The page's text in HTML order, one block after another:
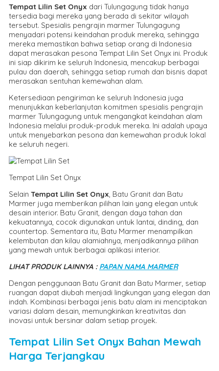
Tempat Lilin Set Onyx dari Tulungagung tidak hanya
tersedia bagi mereka yang berada di sekitar wilayah
tersebut. Spesialis pengrajin marmer Tulungagung
menyadari potensi keindahan produk mereka, sehingga
mereka memastikan bahwa setiap orang di Indonesia
dapat merasakan pesona Tempat Lilin Set Onyx ini. Produk
ini siap dikirim ke seluruh Indonesia, mencakup berbagai
pulau dan daerah, sehingga setiap rumah dan bisnis dapat
merasakan sentuhan kemewahan alam.
Ketersediaan pengiriman ke seluruh Indonesia juga
menunjukkan keberlanjutan komitmen spesialis pengrajin
marmer Tulungagung untuk mengangkat keindahan alam
Indonesia melalui produk-produk mereka. Ini adalah upaya
untuk menyebarkan pesona dan kemewahan produk lokal
ke seluruh negeri.
Tempat Lilin Set Onyx
Selain Tempat Lilin Set Onyx, Batu Granit dan Batu
Marmer juga memberikan pilihan lain yang elegan untuk
desain interior. Batu Granit, dengan daya tahan dan
kekuatannya, cocok digunakan untuk lantai, dinding, dan
countertop. Sementara itu, Batu Marmer menampilkan
kelembutan dan kilau alamiahnya, menjadikannya pilihan
yang mewah untuk berbagai aplikasi interior.
LIHAT PRODUK LAINNYA : PAPAN NAMA MARMER
Dengan penggunaan Batu Granit dan Batu Marmer, setiap
ruangan dapat diubah menjadi lingkungan yang elegan dan
indah. Kombinasi berbagai jenis batu alam ini menciptakan
variasi dalam desain, memungkinkan kreativitas dan
inovasi untuk bersinar dalam setiap proyek.
Tempat Lilin Set Onyx Bahan Mewah
Harga Terjangkau